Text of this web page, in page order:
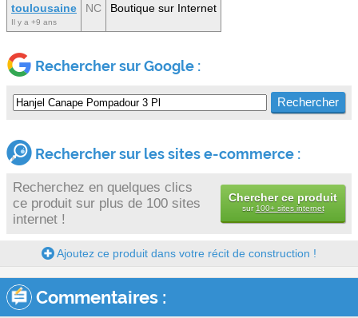
toulousaine
Il y a +9 ans
NC Boutique sur Internet
Rechercher sur Google :
Rechercher sur les sites e-commerce :
Recherchez en quelques clics
ce produit sur plus de 100 sites
internet !
Chercher ce produit
sur 100+ sites internet
Ajoutez ce produit dans votre récit de construction !
Commentaires :